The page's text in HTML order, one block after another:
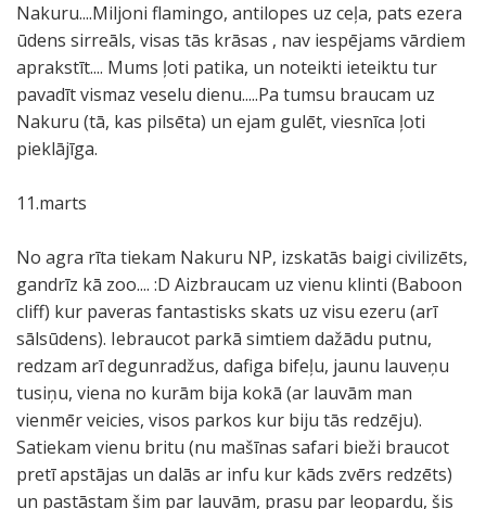
Nakuru....Miljoni flamingo, antilopes uz ceļa, pats ezera
ūdens sirreāls, visas tās krāsas , nav iespējams vārdiem
aprakstīt.... Mums ļoti patika, un noteikti ieteiktu tur
pavadīt vismaz veselu dienu.....Pa tumsu braucam uz
Nakuru (tā, kas pilsēta) un ejam gulēt, viesnīca ļoti
pieklājīga.
11.marts
No agra rīta tiekam Nakuru NP, izskatās baigi civilizēts,
gandrīz kā zoo.... :D Aizbraucam uz vienu klinti (Baboon
cliff) kur paveras fantastisks skats uz visu ezeru (arī
sālsūdens). Iebraucot parkā simtiem dažādu putnu,
redzam arī degunradžus, dafiga bifeļu, jaunu lauveņu
tusiņu, viena no kurām bija kokā (ar lauvām man
vienmēr veicies, visos parkos kur biju tās redzēju).
Satiekam vienu britu (nu mašīnas safari bieži braucot
pretī apstājas un dalās ar infu kur kāds zvērs redzēts)
un pastāstam šim par lauvām, prasu par leopardu, šis